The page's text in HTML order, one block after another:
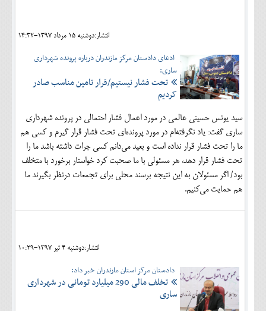
انتشار:دوشنبه 15 مرداد 1397-14:32
ادعای دادستان مرکز مازندران درباره پرونده شهرداری
ساری:
تحت فشار نیستیم/قرار تامین مناسب صادر
کردیم
سید یونس حسینی عالمی در مورد اعمال فشار احتمالی در پرونده شهرداری
ساری گفت: یاد نگرفته‌ام در مورد پرونده‌ای تحت فشار قرار گیرم و کسی هم
ما را تحت فشار قرار نداده است و بعید می‌دانم کسی جرات داشته باشد ما را
تحت فشار قرار دهد، هر مسئولی با ما صحبت کرد خواستار برخورد با متخلف
بود/ اگر مسئولان به این نتیجه برسند محلی برای تجمعات درنظر بگیرند ما
هم حمایت می‌کنیم.
انتشار:دوشنبه 4 تير 1397-10:29
دادستان مرکز استان مازندران خبر داد:
تخلف مالی 290 میلیارد تومانی در شهرداری
ساری